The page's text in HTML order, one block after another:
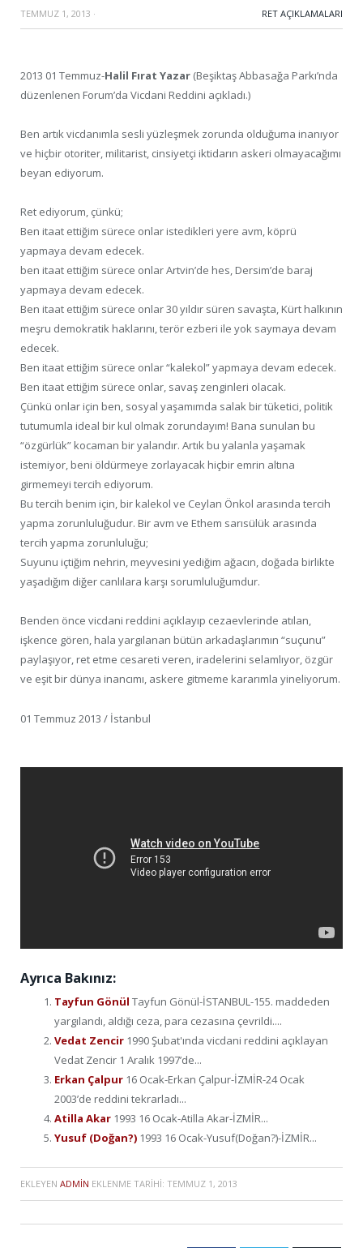
TEMMUZ 1, 2013 · RET AÇIKLAMALARI
2013 01 Temmuz-Halil Fırat Yazar (Beşiktaş Abbasağa Parkı’nda
düzenlenen Forum’da Vicdani Reddini açıkladı.)
Ben artık vicdanımla sesli yüzleşmek zorunda olduğuma inanıyor
ve hiçbir otoriter, militarist, cinsiyetçi iktidarın askeri olmayacağımı
beyan ediyorum.
Ret ediyorum, çünkü;
Ben itaat ettiğim sürece onlar istedikleri yere avm, köprü
yapmaya devam edecek.
ben itaat ettiğim sürece onlar Artvin’de hes, Dersim’de baraj
yapmaya devam edecek.
Ben itaat ettiğim sürece onlar 30 yıldır süren savaşta, Kürt halkının
meşru demokratik haklarını, terör ezberi ile yok saymaya devam
edecek.
Ben itaat ettiğim sürece onlar “kalekol” yapmaya devam edecek.
Ben itaat ettiğim sürece onlar, savaş zenginleri olacak.
Çünkü onlar için ben, sosyal yaşamımda salak bir tüketici, politik
tutumumla ideal bir kul olmak zorundayım! Bana sunulan bu
“özgürlük” kocaman bir yalandır. Artık bu yalanla yaşamak
istemiyor, beni öldürmeye zorlayacak hiçbir emrin altına
girmemeyi tercih ediyorum.
Bu tercih benim için, bir kalekol ve Ceylan Önkol arasında tercih
yapma zorunluluğudur. Bir avm ve Ethem sarısülük arasında
tercih yapma zorunluluğu;
Suyunu içtiğim nehrin, meyvesini yediğim ağacın, doğada birlikte
yaşadığım diğer canlılara karşı sorumluluğumdur.
Benden önce vicdani reddini açıklayıp cezaevlerinde atılan,
işkence gören, hala yargılanan bütün arkadaşlarımın “suçunu”
paylaşıyor, ret etme cesareti veren, iradelerini selamlıyor, özgür
ve eşit bir dünya inancımı, askere gitmeme kararımla yineliyorum.
01 Temmuz 2013 / İstanbul
Ayrıca Bakınız:
Tayfun Gönül Tayfun Gönül-İSTANBUL-155. maddeden
yargılandı, aldığı ceza, para cezasına çevrildi....
Vedat Zencir 1990 Şubat'ında vicdani reddini açıklayan
Vedat Zencir 1 Aralık 1997’de...
Erkan Çalpur 16 Ocak-Erkan Çalpur-İZMİR-24 Ocak
2003’de reddini tekrarladı...
Atilla Akar 1993 16 Ocak-Atilla Akar-İZMİR...
Yusuf (Doğan?) 1993 16 Ocak-Yusuf(Doğan?)-İZMİR...
EKLEYEN ADMIN EKLENME TARIHI: TEMMUZ 1, 2013